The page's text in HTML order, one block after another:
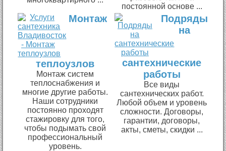
постоянной основе ...
Монтаж
теплоузлов
Монтаж систем
теплоснабжения и
многие другие работы.
Наши сотрудники
постоянно проходят
стажировку для того,
чтобы подымать свой
профессиональный
уровень.
Подряды
на
сантехнические
работы
Все виды
сантехнических работ.
Любой объем и уровень
сложности. Договоры,
гарантии, договоры,
акты, сметы, скидки ...